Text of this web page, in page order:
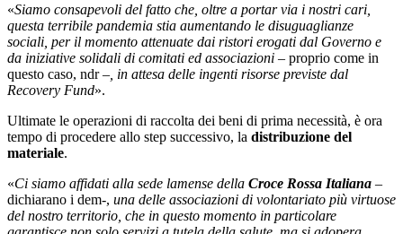
«Siamo consapevoli del fatto che, oltre a portar via i nostri cari,
questa terribile pandemia stia aumentando le disuguaglianze
sociali, per il momento attenuate dai ristori erogati dal Governo e
da iniziative solidali di comitati ed associazioni – proprio come in
questo caso, ndr – , in attesa delle ingenti risorse previste dal
Recovery Fund».
Ultimate le operazioni di raccolta dei beni di prima necessità, è ora
tempo di procedere allo step successivo, la distribuzione del
materiale.
«Ci siamo affidati alla sede lamense della Croce Rossa Italiana –
dichiarano i dem-, una delle associazioni di volontariato più virtuose
del nostro territorio, che in questo momento in particolare